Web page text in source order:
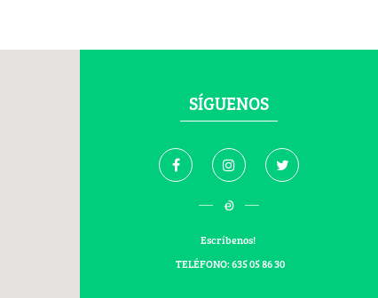
SÍGUENOS
Escríbenos!
TELÉFONO: 635 05 86 30